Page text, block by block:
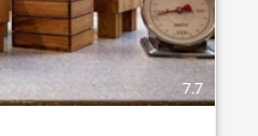
7.7